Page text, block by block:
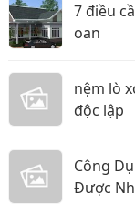
7 điều
oan
nệm lò
độc lập
Công
Được